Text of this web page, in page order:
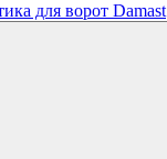
для ворот Damast